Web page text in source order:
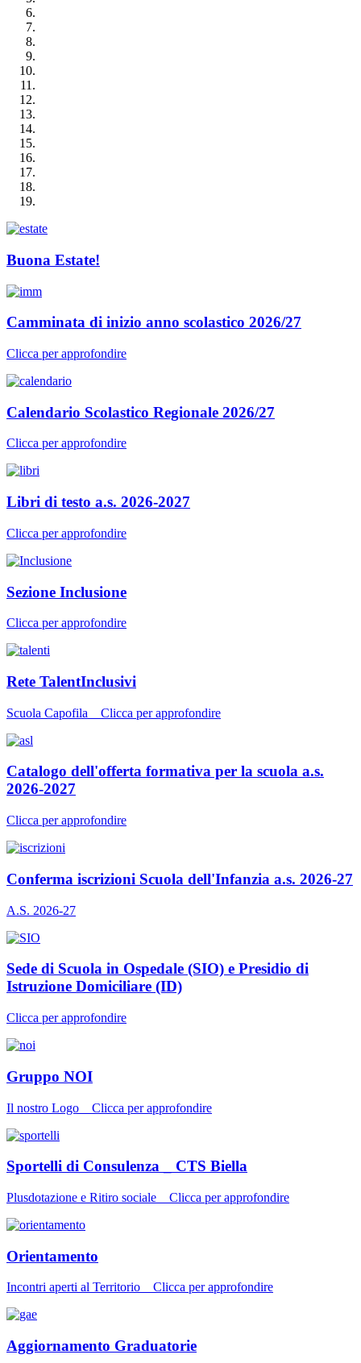
Buona Estate!
Camminata di inizio anno scolastico 2026/27
Clicca per approfondire
Calendario Scolastico Regionale 2026/27
Clicca per approfondire
Libri di testo a.s. 2026-2027
Clicca per approfondire
Sezione Inclusione
Clicca per approfondire
Rete TalentInclusivi
Scuola Capofila _ Clicca per approfondire
Catalogo dell'offerta formativa per la scuola a.s.
2026-2027
Clicca per approfondire
Conferma iscrizioni Scuola dell'Infanzia a.s. 2026-27
A.S. 2026-27
Sede di Scuola in Ospedale (SIO) e Presidio di
Istruzione Domiciliare (ID)
Clicca per approfondire
Gruppo NOI
Il nostro Logo _ Clicca per approfondire
Sportelli di Consulenza _ CTS Biella
Plusdotazione e Ritiro sociale _ Clicca per approfondire
Orientamento
Incontri aperti al Territorio _ Clicca per approfondire
Aggiornamento Graduatorie